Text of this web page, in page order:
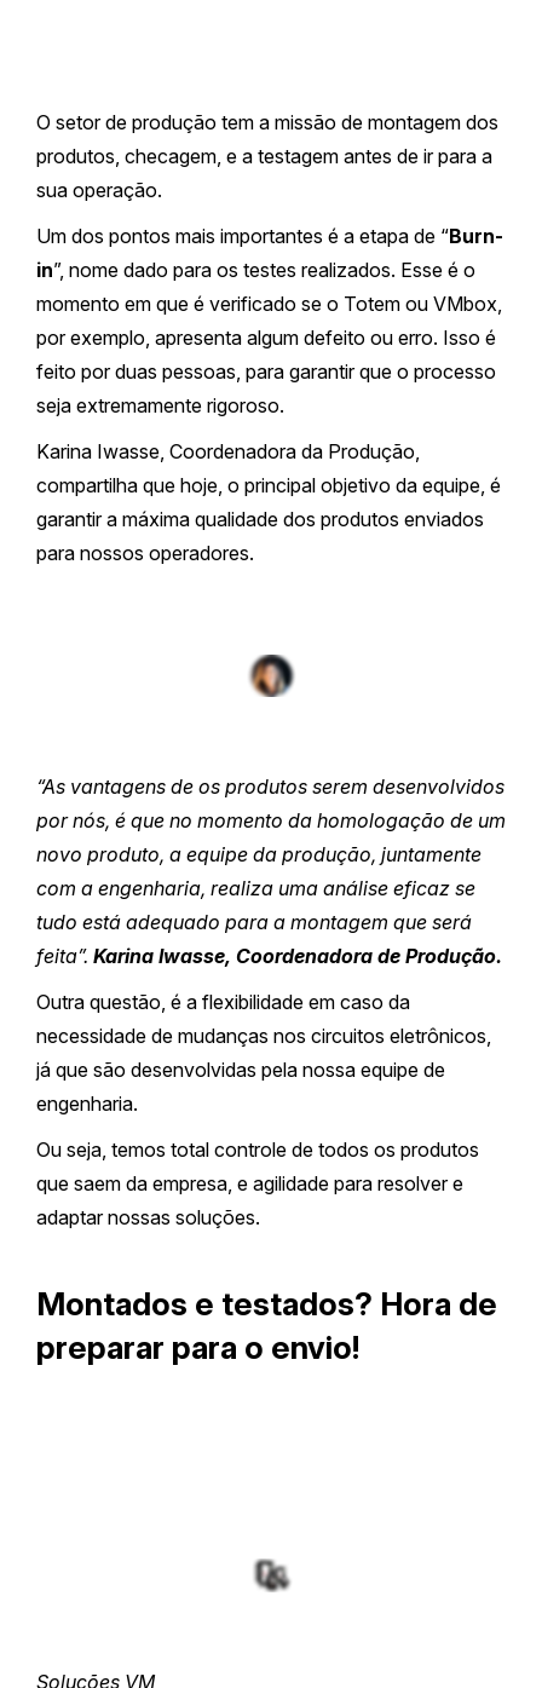
O setor de produção tem a missão de montagem dos
produtos, checagem, e a testagem antes de ir para a
sua operação.
Um dos pontos mais importantes é a etapa de “Burn-
in”, nome dado para os testes realizados. Esse é o
momento em que é verificado se o Totem ou VMbox,
por exemplo, apresenta algum defeito ou erro. Isso é
feito por duas pessoas, para garantir que o processo
seja extremamente rigoroso.
Karina Iwasse, Coordenadora da Produção,
compartilha que hoje, o principal objetivo da equipe, é
garantir a máxima qualidade dos produtos enviados
para nossos operadores.
“As vantagens de os produtos serem desenvolvidos
por nós, é que no momento da homologação de um
novo produto, a equipe da produção, juntamente
com a engenharia, realiza uma análise eficaz se
tudo está adequado para a montagem que será
feita”. Karina Iwasse, Coordenadora de Produção.
Outra questão, é a flexibilidade em caso da
necessidade de mudanças nos circuitos eletrônicos,
já que são desenvolvidas pela nossa equipe de
engenharia.
Ou seja, temos total controle de todos os produtos
que saem da empresa, e agilidade para resolver e
adaptar nossas soluções.
Montados e testados? Hora de
preparar para o envio!
Soluções VM